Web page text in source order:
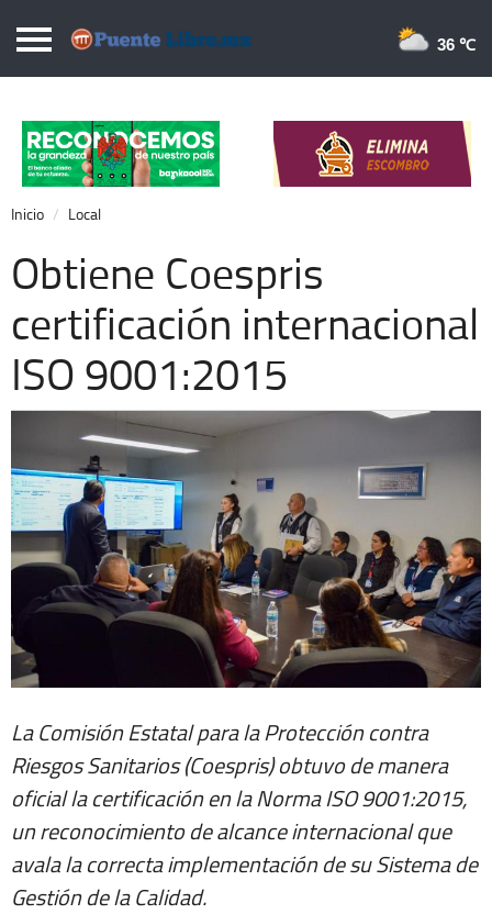
Puentelibre.mx
Local
Nacional
Opinión
Cronos
Economía
Espectáculos
36 ℃
Inicio Local
Obtiene Coespris
certificación internacional
ISO 9001:2015
La Comisión Estatal para la Protección contra
Riesgos Sanitarios (Coespris) obtuvo de manera
oficial la certificación en la Norma ISO 9001:2015,
un reconocimiento de alcance internacional que
avala la correcta implementación de su Sistema de
Gestión de la Calidad.